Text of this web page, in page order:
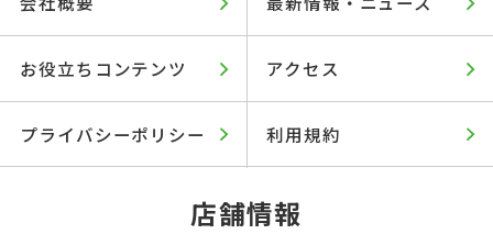
お役立ちコンテンツ アクセス
プライバシーポリシー 利用規約
店舗情報